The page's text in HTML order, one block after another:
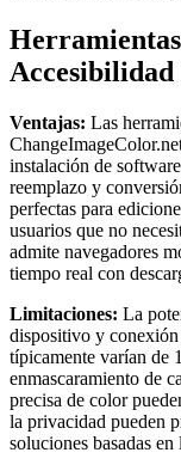
Ventajas: Las
instalación de
reemplazo y
perfectas para
usuarios que no
admite navegadores
tiempo real con
Limitaciones: La
dispositivo y
típicamente varían de
enmascaramiento de
precisa de color
la privacidad pueden
soluciones basadas en